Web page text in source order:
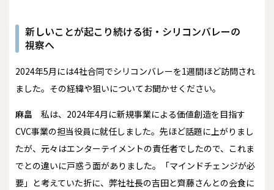
新しいことが起こり続ける街・シリコンバレーの
視察へ
――2024年5月には4社合同でシリコンバレーを1週間ほど訪問され
ました。その経緯や狙いについてお聞かせください。
麻畠
私は、2024年4月に新規事業による価値創造を目指す
CVC事業の担当役員に就任しました。先ほど話題に上がりまし
たが、元々はエンターテイメントの責任者でしたので、これま
でとの違いに戸惑う面がありました。「マインドチェンジが必
要」と考えていた折に、弊社社長の吉田と齊藤さんとの会食に